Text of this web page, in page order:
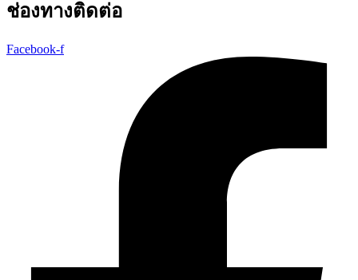
ช่องทางติดต่อ
Facebook-f